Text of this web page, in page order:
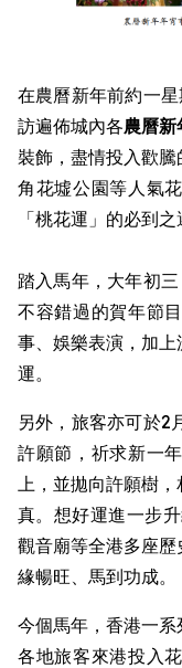
在農曆新年前約一
訪遍佈城內各農曆新
裝飾，盡情投入歡
角花墟公園等人氣
「桃花運」的必到之
踏入馬年，大年初
不容錯過的賀年節
事、娛樂表演，加
運。
另外，旅客亦可於2
許願節，祈求新一
上，並拋向許願樹
真。想好運進一步
觀音廟等全港多座
緣暢旺、馬到功成。
今個馬年，香港一
各地旅客來港投入